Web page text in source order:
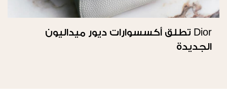
Dior تطلق أكسسوارات ديور ميداليون
الجديدة